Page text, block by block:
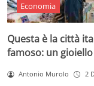
Economia
Questa è la città
famoso: un
Antonio Murolo 2